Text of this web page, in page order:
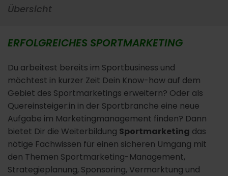
Übersicht
ERFOLGREICHES SPORTMARKETING
Du arbeitest bereits im Sportbusiness und
möchtest in kurzer Zeit Dein Know-how auf dem
Gebiet des Sportmarketings erweitern? Oder als
Quereinsteiger:in in der Sportbranche eine neue
Aufgabe im Marketingmanagement finden? Dann
bietet Dir die Weiterbildung Sportmarketing das
nötige Fachwissen für einen sicheren Umgang mit
den Themen Sportmarketing-Management,
Strategieplanung, Sponsoring, Vermarktung und